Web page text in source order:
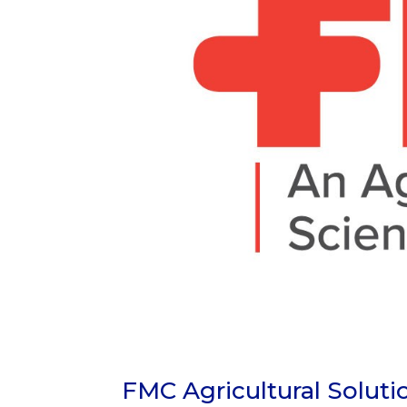
FMC Agricultural